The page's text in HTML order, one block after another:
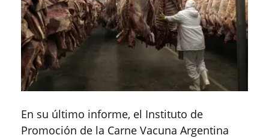
En su último informe, el Instituto de
Promoción de la Carne Vacuna Argentina